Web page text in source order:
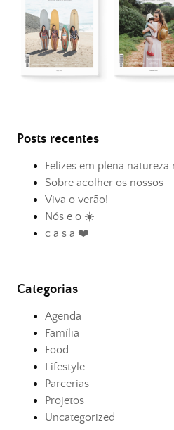
Posts recentes
Felizes em plena natureza
Sobre acolher os nossos
Viva o verão!
Nós e o ☀️
c a s a ❤️
Categorias
Agenda
Família
Food
Lifestyle
Parcerias
Projetos
Uncategorized